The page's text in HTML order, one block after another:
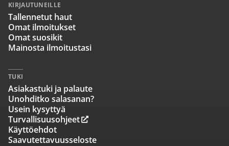
KIRJAUTUNEILLE
Tallennetut haut
Omat ilmoitukset
Omat suosikit
Mainosta ilmoitustasi
TUKI
Asiakastuki ja palaute
Unohditko salasanan?
Usein kysyttyä
Turvallisuusohjeet
Käyttöehdot
Saavutettavuusseloste